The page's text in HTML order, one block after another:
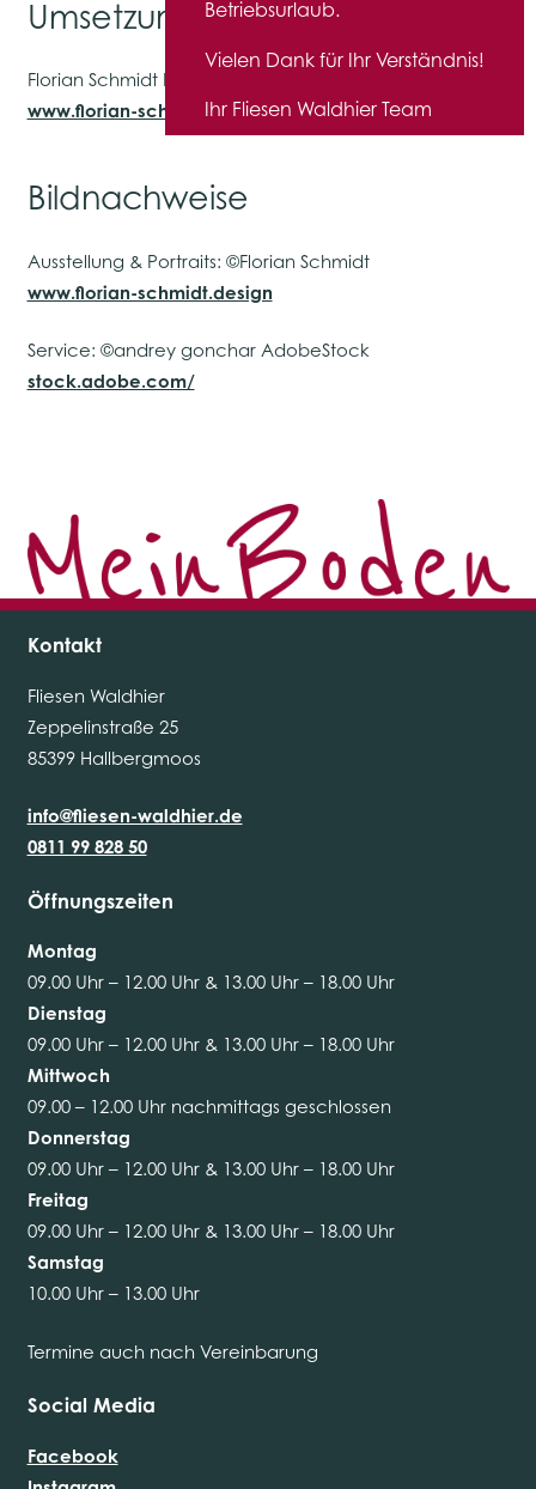
Umsetzung:
Florian Schmidt Design
www.florian-schmidt.design
Bildnachweise
Ausstellung & Portraits: ©Florian Schmidt
www.florian-schmidt.design
Service: ©andrey gonchar AdobeStock
stock.adobe.com/
Kontakt
Fliesen Waldhier
Zeppelinstraße 25
85399 Hallbergmoos
info@fliesen-waldhier.de
0811 99 828 50
Öffnungszeiten
Montag
09.00 Uhr – 12.00 Uhr & 13.00 Uhr – 18.00 Uhr
Dienstag
09.00 Uhr – 12.00 Uhr & 13.00 Uhr – 18.00 Uhr
Mittwoch
09.00 – 12.00 Uhr nachmittags geschlossen
Donnerstag
09.00 Uhr – 12.00 Uhr & 13.00 Uhr – 18.00 Uhr
Freitag
09.00 Uhr – 12.00 Uhr & 13.00 Uhr – 18.00 Uhr
Samstag
10.00 Uhr – 13.00 Uhr
Termine auch nach Vereinbarung
Social Media
Facebook
Betriebsurlaub.
Vielen Dank für Ihr Verständnis!
Ihr Fliesen Waldhier Team